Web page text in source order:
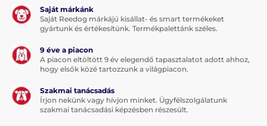
Saját márkánk
Saját Reedog márkájú kisállat- és smart termékeket
gyártunk és értékesítünk. Termékpalettánk széles.
9 éve a piacon
A piacon eltöltött 9 év elegendő tapasztalatot adott ahhoz,
hogy elsők közé tartozzunk a világpiacon.
Szakmai tanácsadás
Írjon nekünk vagy hívjon minket. Ügyfélszolgálatunk
szakmai tanácsadási képzésben részesült.